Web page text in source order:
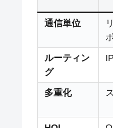
通信単位
ルーティン
グ
多重化